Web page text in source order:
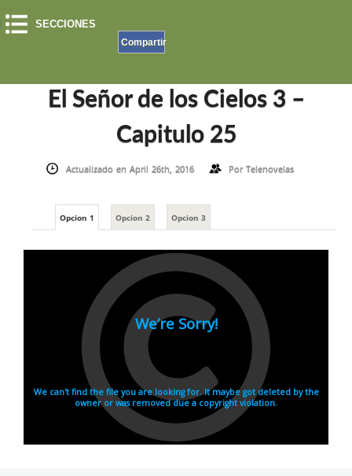
SECCIONES
Compartir
EL SEÑOR DE LOS CIELOS»EL SEÑOR DE LOS CIELOS 3 – CAPITULO 25
El Señor de los Cielos 3 –
Capitulo 25
Actualizado en April 26th, 2016 PorTelenovelas
Opcion 1 Opcion 2 Opcion 3